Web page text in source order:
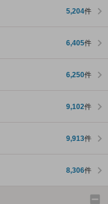
5,204件
6,405件
6,250件
9,102件
9,913件
8,306件